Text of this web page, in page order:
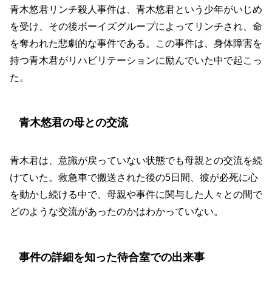
青木悠君リンチ殺人事件は、青木悠君という少年がいじめ
を受け、その後ボーイズグループによってリンチされ、命
を奪われた悲劇的な事件である。この事件は、身体障害を
持つ青木君がリハビリテーションに励んでいた中で起こっ
た。
青木悠君の母との交流
青木君は、意識が戻っていない状態でも母親との交流を続
けていた。救急車で搬送された後の5日間、彼が必死に心
を動かし続ける中で、母親や事件に関与した人々との間で
どのような交流があったのかはわかっていない。
事件の詳細を知った待合室での出来事